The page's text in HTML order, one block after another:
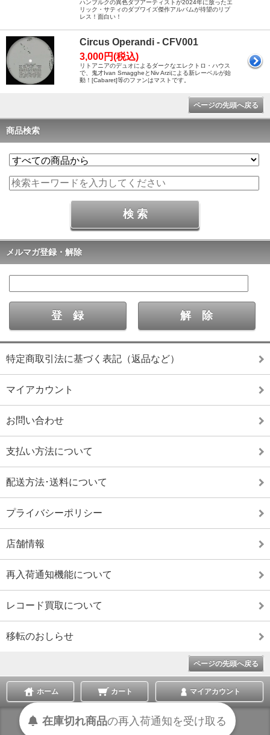
ハンブルクの異色ダブアーティストが2024年に放ったエ
リック・サティのダブワイズ傑作アルバムが待望のリプ
レス！面白い！
Circus Operandi - CFV001
3,000円(税込)
リトアニアのデュオによるダークなエレクトロ・ハウス
で、鬼才Ivan SmaggheとNiv Arziによる新レーベルが始
動！[Cabaret]等のファンはマストです。
ページの先頭へ戻る
商品検索
メルマガ登録・解除
特定商取引法に基づく表記（返品など）
マイアカウント
お問い合わせ
支払い方法について
配送方法･送料について
プライバシーポリシー
店舗情報
再入荷通知機能について
レコード買取について
移転のおしらせ
ページの先頭へ戻る
ホーム カート マイアカウント
表示切替 :スマートフォン|PC版
在庫切れ商品の再入荷通知を受け取る